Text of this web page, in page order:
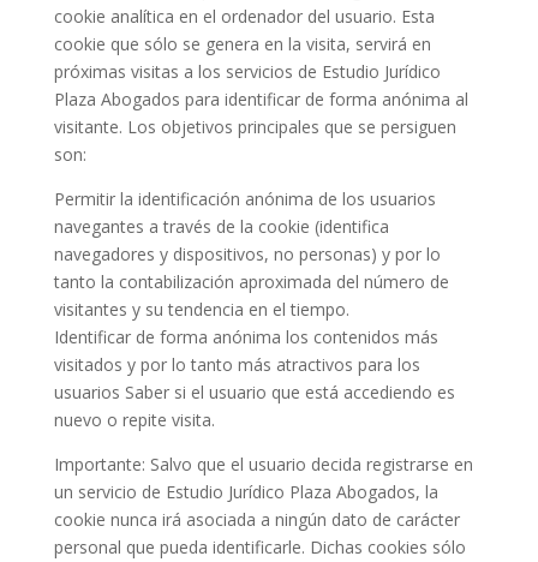
cookie analítica en el ordenador del usuario. Esta
cookie que sólo se genera en la visita, servirá en
próximas visitas a los servicios de Estudio Jurídico
Plaza Abogados para identificar de forma anónima al
visitante. Los objetivos principales que se persiguen
son:
Permitir la identificación anónima de los usuarios
navegantes a través de la cookie (identifica
navegadores y dispositivos, no personas) y por lo
tanto la contabilización aproximada del número de
visitantes y su tendencia en el tiempo.
Identificar de forma anónima los contenidos más
visitados y por lo tanto más atractivos para los
usuarios Saber si el usuario que está accediendo es
nuevo o repite visita.
Importante: Salvo que el usuario decida registrarse en
un servicio de Estudio Jurídico Plaza Abogados, la
cookie nunca irá asociada a ningún dato de carácter
personal que pueda identificarle. Dichas cookies sólo